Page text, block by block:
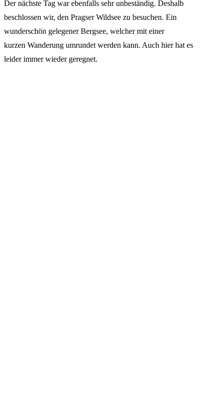
Der nächste Tag war ebenfalls sehr unbeständig. Deshalb
beschlossen wir, den Pragser Wildsee zu besuchen. Ein
wunderschön gelegener Bergsee, welcher mit einer
kurzen Wanderung umrundet werden kann. Auch hier hat es
leider immer wieder geregnet.